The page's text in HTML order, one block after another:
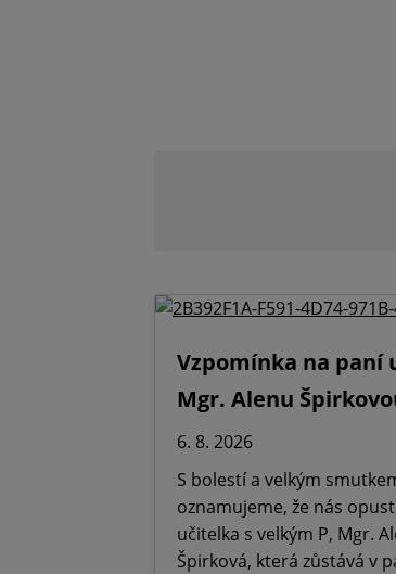
Vzpomínka na paní
Mgr. Alenu
6. 8. 2026
S bolestí a velkým
oznamujeme, že nás
učitelka s velkým P, Mgr.
Špirková, která zůstává v